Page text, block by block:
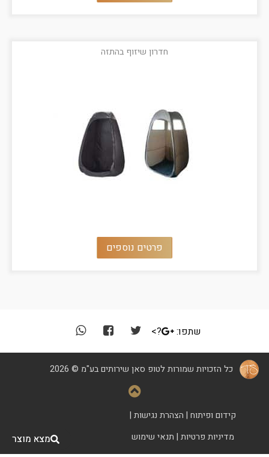
חדרון שיזוף בהתזה
פרטים נוספים
שתפו: ?>
כל הזכויות שמורות לטופ סאן שירותים בע"מ © 2026
קידום ופיתוח| הצהרת נגישות|
מדיניות פרטיות| תנאי שימוש מצא מוצר